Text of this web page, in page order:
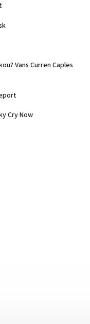
Vans Curren Caples
Cry Now